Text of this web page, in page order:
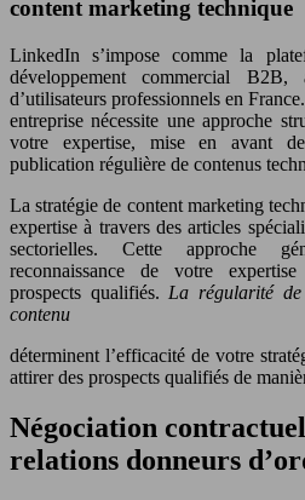
content marketing technique
LinkedIn s’impose comme la
développement commercial
d’utilisateurs professionnels en
entreprise nécessite une approche
votre expertise, mise en avant
publication régulière de contenus
La stratégie de content marketing
expertise à travers des articles
sectorielles. Cette approche
reconnaissance de votre
prospects qualifiés. La régularité
contenu
déterminent l’efficacité de votre
attirer des prospects qualifiés de
Négociation
relations donneurs